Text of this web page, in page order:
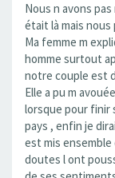
Nous n avons
était là mais
Ma femme m
homme surtout
notre couple est
Elle a pu m
lorsque pour finir
pays , enfin je
est mis ensemble
doutes l ont